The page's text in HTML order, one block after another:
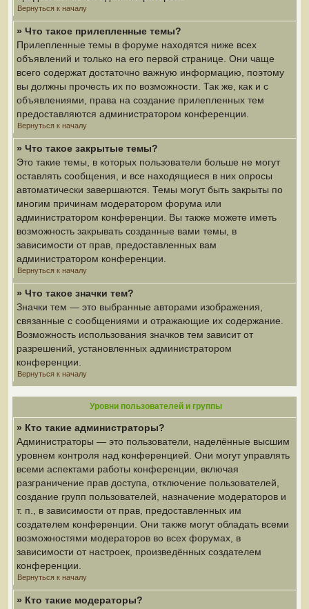
Вернуться к началу
» Что такое прилепленные темы?
Прилепленные темы в форуме находятся ниже всех
объявлений и только на его первой странице. Они чаще
всего содержат достаточно важную информацию, поэтому
вы должны прочесть их по возможности. Так же, как и с
объявлениями, права на создание прилепленных тем
предоставляются администратором конференции.
Вернуться к началу
» Что такое закрытые темы?
Это такие темы, в которых пользователи больше не могут
оставлять сообщения, и все находящиеся в них опросы
автоматически завершаются. Темы могут быть закрыты по
многим причинам модератором форума или
администратором конференции. Вы также можете иметь
возможность закрывать созданные вами темы, в
зависимости от прав, предоставленных вам
администратором конференции.
Вернуться к началу
» Что такое значки тем?
Значки тем — это выбранные авторами изображения,
связанные с сообщениями и отражающие их содержание.
Возможность использования значков тем зависит от
разрешений, установленных администратором
конференции.
Вернуться к началу
Уровни пользователей и группы
» Кто такие администраторы?
Администраторы — это пользователи, наделённые высшим
уровнем контроля над конференцией. Они могут управлять
всеми аспектами работы конференции, включая
разграничение прав доступа, отключение пользователей,
создание групп пользователей, назначение модераторов и
т. п., в зависимости от прав, предоставленных им
создателем конференции. Они также могут обладать всеми
возможностями модераторов во всех форумах, в
зависимости от настроек, произведённых создателем
конференции.
Вернуться к началу
» Кто такие модераторы?